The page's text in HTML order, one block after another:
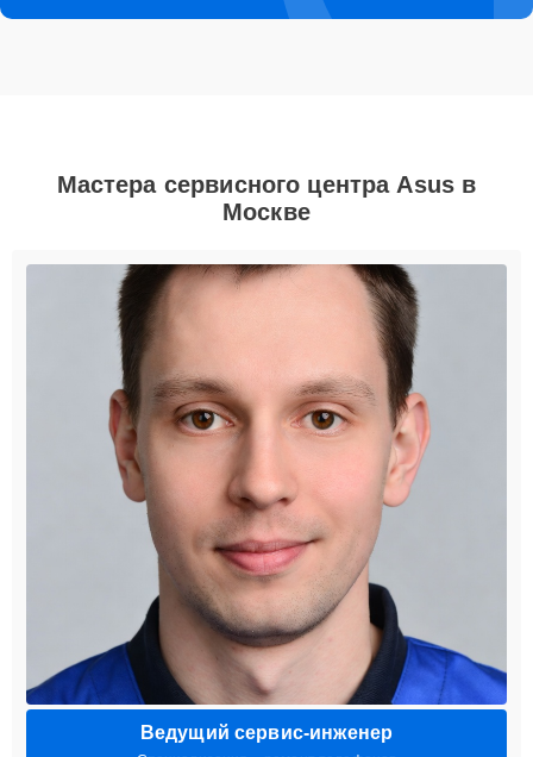
Мастера сервисного центра Asus в
Москве
Ведущий сервис-инженер